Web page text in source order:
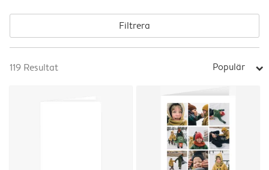
Filtrera
119 Resultat Populär arrow_right